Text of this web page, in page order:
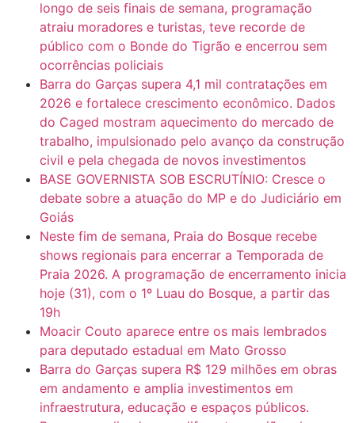
longo de seis finais de semana, programação
atraiu moradores e turistas, teve recorde de
público com o Bonde do Tigrão e encerrou sem
ocorrências policiais
Barra do Garças supera 4,1 mil contratações em
2026 e fortalece crescimento econômico. Dados
do Caged mostram aquecimento do mercado de
trabalho, impulsionado pelo avanço da construção
civil e pela chegada de novos investimentos
BASE GOVERNISTA SOB ESCRUTÍNIO: Cresce o
debate sobre a atuação do MP e do Judiciário em
Goiás
Neste fim de semana, Praia do Bosque recebe
shows regionais para encerrar a Temporada de
Praia 2026. A programação de encerramento inicia
hoje (31), com o 1º Luau do Bosque, a partir das
19h
Moacir Couto aparece entre os mais lembrados
para deputado estadual em Mato Grosso
Barra do Garças supera R$ 129 milhões em obras
em andamento e amplia investimentos em
infraestrutura, educação e espaços públicos.